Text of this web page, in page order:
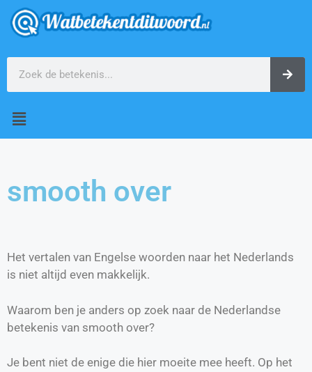
smooth over
Het vertalen van Engelse woorden naar het Nederlands
is niet altijd even makkelijk.
Waarom ben je anders op zoek naar de Nederlandse
betekenis van smooth over?
Je bent niet de enige die hier moeite mee heeft. Op het